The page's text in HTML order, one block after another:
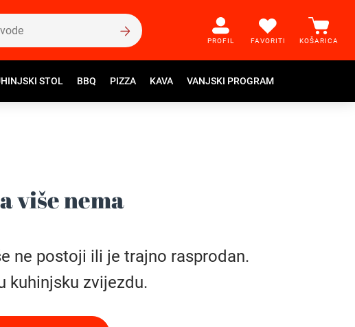
PROFIL FAVORITI KOŠARICA
STOL BBQ PIZZA KAVA VANJSKI PROGRAM
više nema
ne postoji ili je trajno rasprodan.
kuhinjsku zvijezdu.